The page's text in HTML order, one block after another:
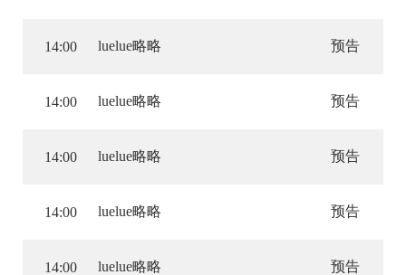
14:00 luelue略略 预告
14:00 luelue略略 预告
14:00 luelue略略 预告
14:00 luelue略略 预告
14:00 luelue略略 预告